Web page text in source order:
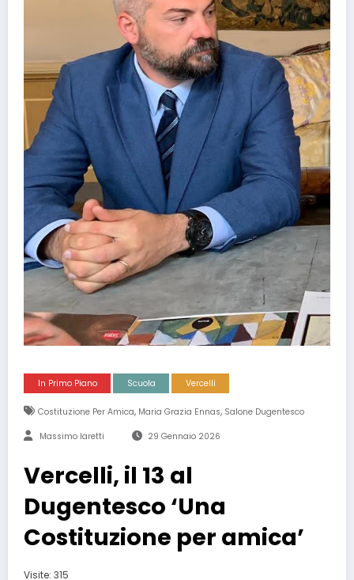
In Primo Piano Scuola Vercelli
Costituzione Per Amica, Maria Grazia Ennas, Salone Dugentesco
Massimo Iaretti 29 Gennaio 2026
Vercelli, il 13 al
Dugentesco ‘Una
Costituzione per amica’
Visite: 315